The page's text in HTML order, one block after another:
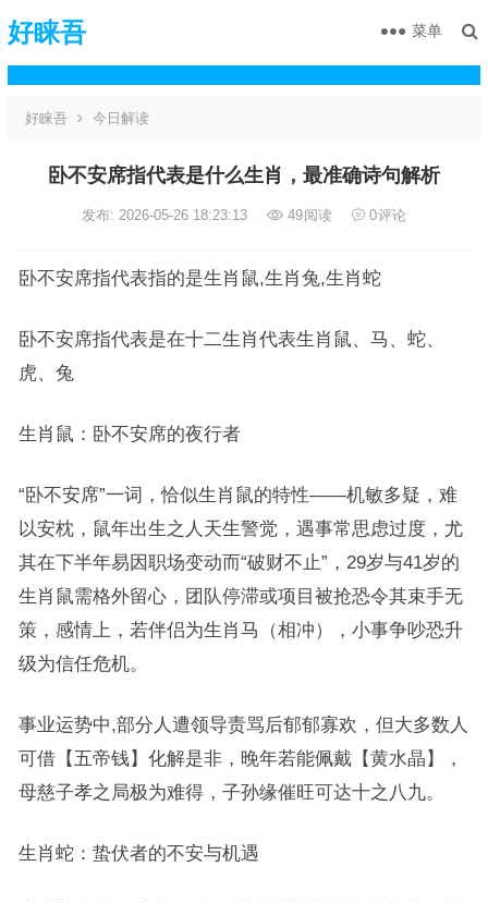
好睐吾 菜单
好睐吾 今日解读
卧不安席指代表是什么生肖，最准确诗句解析
发布: 2026-05-26 18:23:13 49阅读 0评论
卧不安席指代表指的是生肖鼠,生肖兔,生肖蛇
卧不安席指代表是在十二生肖代表生肖鼠、马、蛇、
虎、兔
生肖鼠：卧不安席的夜行者
“卧不安席”一词，恰似生肖鼠的特性——机敏多疑，难
以安枕，鼠年出生之人天生警觉，遇事常思虑过度，尤
其在下半年易因职场变动而“破财不止”，29岁与41岁的
生肖鼠需格外留心，团队停滞或项目被抢恐令其束手无
策，感情上，若伴侣为生肖马（相冲），小事争吵恐升
级为信任危机。
事业运势中,部分人遭领导责骂后郁郁寡欢，但大多数人
可借【五帝钱】化解是非，晚年若能佩戴【黄水晶】，
母慈子孝之局极为难得，子孙缘催旺可达十之八九。
生肖蛇：蛰伏者的不安与机遇